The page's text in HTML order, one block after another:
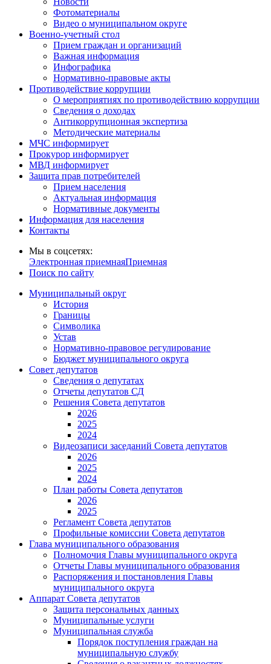
Фотоматериалы
Видео о муниципальном округе
Военно-учетный стол
Прием граждан и организаций
Важная информация
Инфографика
Нормативно-правовые акты
Противодействие коррупции
О мероприятиях по противодействию коррупции
Сведения о доходах
Антикоррупционная экспертиза
Методические материалы
МЧС информирует
Прокурор информирует
МВД информирует
Защита прав потребителей
Прием населения
Актуальная информация
Нормативные документы
Информация для населения
Контакты
Мы в соцсетях:
Электронная приемнаяПриемная
Поиск по сайту
Муниципальный округ
История
Границы
Символика
Устав
Нормативно-правовое регулирование
Бюджет муниципального округа
Совет депутатов
Сведения о депутатах
Отчеты депутатов СД
Решения Совета депутатов
2026
2025
2024
Видеозаписи заседаний Совета депутатов
2026
2025
2024
План работы Совета депутатов
2026
2025
Регламент Совета депутатов
Профильные комиссии Совета депутатов
Глава муниципального образования
Полномочия Главы муниципального округа
Отчеты Главы муниципального образования
Распоряжения и постановления Главы
муниципального округа
Аппарат Совета депутатов
Защита персональных данных
Муниципальные услуги
Муниципальная служба
Порядок поступления граждан на
муниципальную службу